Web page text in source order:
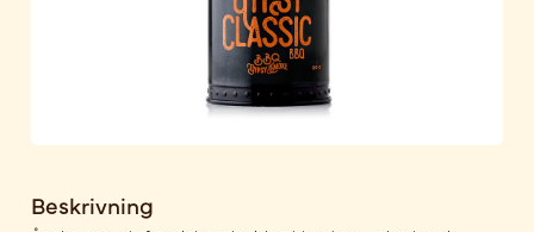
Beskrivning